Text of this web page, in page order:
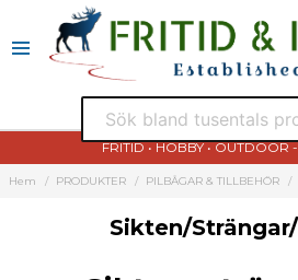
FRITID • HOBBY • OUTDOOR
Hem PRODUKTER PILBÅGAR & TILLBEHÖR
Sikten/